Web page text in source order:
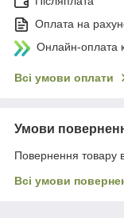
Оплата на
Онлайн-оплата
Всі умови оплати
Умови
Повернення товару
Всі умови